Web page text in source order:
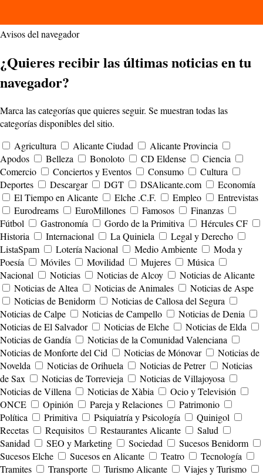
Avisos del navegador
¿Quieres recibir las últimas noticias en tu
navegador?
Marca las categorías que quieres seguir. Se muestran todas las
categorías disponibles del sitio.
Agricultura
Alicante Ciudad
Alicante Provincia
Apodos
Belleza Bonoloto CD Eldense
Ciencia
Comercio
Conciertos y Eventos Consumo
Cultura
Deportes
Descargar DGT DSAlicante.com
Economía
El Tiempo en Alicante
Elche .C.F. Empleo
Entrevistas
Eurodreams
EuroMillones Famosos
Finanzas
Fútbol
Gastronomía Gordo de la Primitiva
Hércules CF
Historia
Internacional La Quiniela
Legal y Derecho
ListaSpam
Lotería Nacional Medio Ambiente
Moda y
Poesía
Móviles Movilidad Mujeres
Música
Nacional
Noticias Noticias de Alcoy
Noticias de Alicante
Noticias de Altea
Noticias de Animales
Noticias de Aspe
Noticias de Benidorm
Noticias de Callosa del Segura
Noticias de Calpe
Noticias de Campello
Noticias de Denia
Noticias de El Salvador
Noticias de Elche
Noticias de Elda
Noticias de Gandía
Noticias de la Comunidad Valenciana
Noticias de Monforte del Cid
Noticias de Mónovar
Noticias de
Novelda
Noticias de Orihuela Noticias de Petrer
Noticias
de Sax
Noticias de Torrevieja
Noticias de Villajoyosa
Noticias de Villena
Noticias de Xàbia
Ocio y Televisión
ONCE
Opinión Pareja y Relaciones
Patrimonio
Política
Primitiva Psiquiatría y Psicología
Quinigol
Recetas
Requisitos Restaurantes Alicante
Salud
Sanidad
SEO y Marketing Sociedad
Sucesos Benidorm
Sucesos Elche
Sucesos en Alicante Teatro
Tecnología
Tramites
Transporte Turismo Alicante Viajes y Turismo